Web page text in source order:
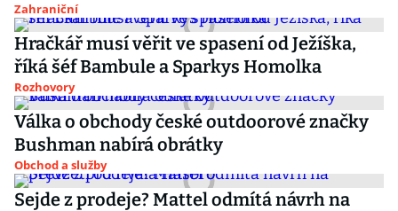
Zahraniční
Hračkář musí věřit ve spasení od Ježíška,
říká šéf Bambule a Sparkys Homolka
Rozhovory
Válka o obchody české outdoorové značky
Bushman nabírá obrátky
Obchod a služby
Sejde z prodeje? Mattel odmítá návrh na